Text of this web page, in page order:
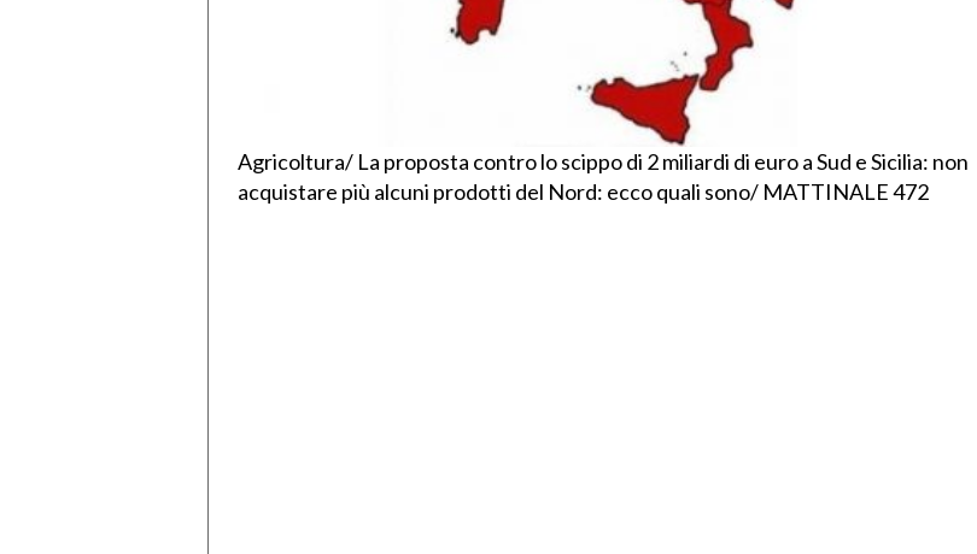
Agricoltura/ La proposta contro lo scippo di 2 miliardi di euro a Sud e Sicilia: non
acquistare più alcuni prodotti del Nord: ecco quali sono/ MATTINALE 472